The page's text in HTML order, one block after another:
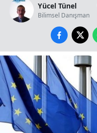
Yücel Tünel
Bilimsel Danışman